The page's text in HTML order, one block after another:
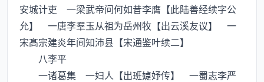
安城计吏 一梁武帝问何如昔李膺【此陆善经续字公
允】 一唐李羣玉从祖为岳州牧【出云溪友议】 一
宋髙宗建炎年间知沛县【宋通鉴叶续二】
八李平
一诸葛集 一妇人【出班媫妤传】 一蜀志李严